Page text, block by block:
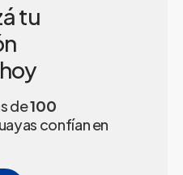
tu
de100
confían en